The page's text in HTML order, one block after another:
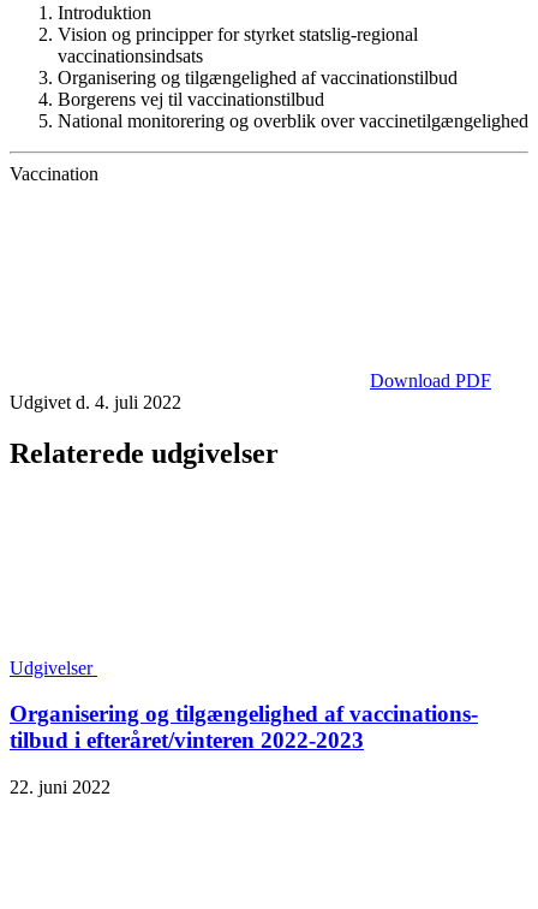
Introduktion
Vision og principper for styrket statslig-regional
vaccinationsindsats
Organisering og tilgængelighed af vaccinationstilbud
Borgerens vej til vaccinationstilbud
National monitorering og overblik over vaccinetilgængelighed
Vaccination
Download PDF
Udgivet d. 4. juli 2022
Relaterede udgivelser
Udgivelser
Organisering og tilgængelighed af vaccinations­
tilbud i efteråret/vinteren 2022-2023
22. juni 2022